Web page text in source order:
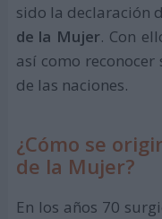
sido la declaración
de la Mujer. Con
así como
de las naciones.
¿Cómo se
de la Mujer?
En los años 70